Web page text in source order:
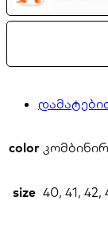
color
size 40, 41, 42,